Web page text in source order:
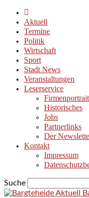
Aktuell
Termine
Politik
Wirtschaft
Sport
Stadt News
Veranstaltungen
Leserservice
Historisches
Jobs
Partnerlinks
Der
Kontakt
Impressum
Suche